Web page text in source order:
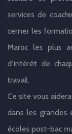
services de
cerner les
Maroc les plus
d’intérêt de
travail.
Ce site vous
dans les grandes
écoles post-bac